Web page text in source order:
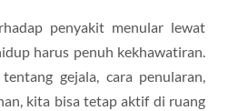
penyakit menular lewat
harus penuh kekhawatiran.
gejala, cara penularan,
kita bisa tetap aktif di ruang